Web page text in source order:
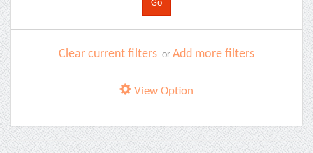
Clear current filters or Add more filters
View Option